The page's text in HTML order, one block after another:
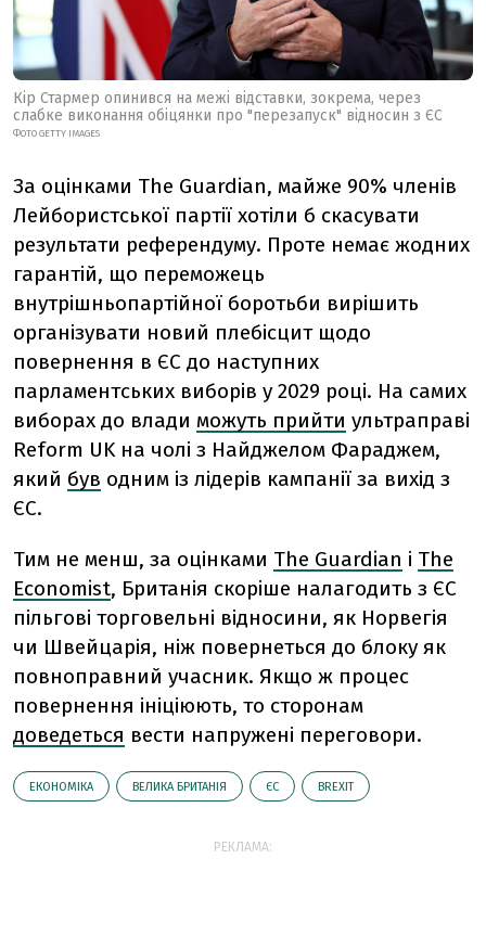
Кір Стармер опинився на межі відставки, зокрема, через
слабке виконання обіцянки про "перезапуск" відносин з ЄС
ФОТО GETTY IMAGES
За оцінками The Guardian, майже 90% членів
Лейбористської партії хотіли б скасувати
результати референдуму. Проте немає жодних
гарантій, що переможець
внутрішньопартійної боротьби вирішить
організувати новий плебісцит щодо
повернення в ЄС до наступних
парламентських виборів у 2029 році. На самих
виборах до влади можуть прийти ультраправі
Reform UK на чолі з Найджелом Фараджем,
який був одним із лідерів кампанії за вихід з
ЄС.
Тим не менш, за оцінками The Guardian і The
Economist, Британія скоріше налагодить з ЄС
пільгові торговельні відносини, як Норвегія
чи Швейцарія, ніж повернеться до блоку як
повноправний учасник. Якщо ж процес
повернення ініціюють, то сторонам
доведеться вести напружені переговори.
ЕКОНОМІКА ВЕЛИКА БРИТАНІЯ ЄС BREXIT
РЕКЛАМА: